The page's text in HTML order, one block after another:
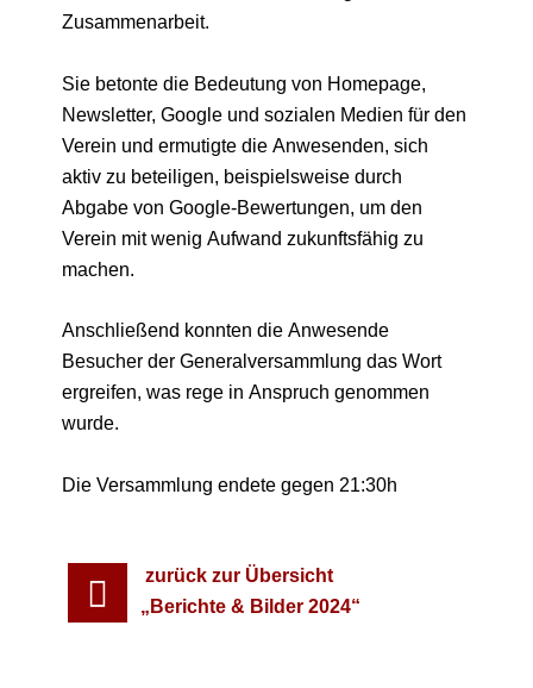
Zusammenarbeit.
Sie betonte die Bedeutung von Homepage,
Newsletter, Google und sozialen Medien für den
Verein und ermutigte die Anwesenden, sich
aktiv zu beteiligen, beispielsweise durch
Abgabe von Google-Bewertungen, um den
Verein mit wenig Aufwand zukunftsfähig zu
machen.
Anschließend konnten die Anwesende
Besucher der Generalversammlung das Wort
ergreifen, was rege in Anspruch genommen
wurde.
Die Versammlung endete gegen 21:30h
zurück zur Übersicht
„Berichte & Bilder 2024“